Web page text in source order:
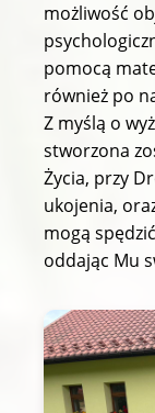
możliwość
pomocą
również po
Z myślą o
stworzona
Życia, przy
ukojenia,
mogą
oddając Mu